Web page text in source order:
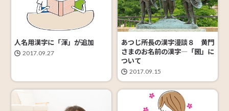
人名用漢字に「渾」が追加
2017.09.27
あつじ所長の漢字漫談８ 黄門
さまのお名前の漢字―「圀」に
ついて
2017.09.15